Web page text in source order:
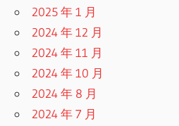
2025 年 1 月
2024 年 12 月
2024 年 11 月
2024 年 10 月
2024 年 8 月
2024 年 7 月